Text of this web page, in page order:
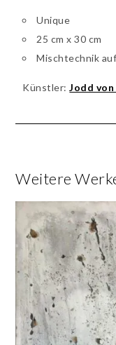
Unique
25 cm x 30 cm
Mischtechnik
Künstler:Jodd
Weitere